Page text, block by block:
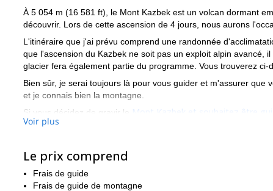
À 5 054 m (16 581 ft), le Mont Kazbek est un volcan dormant
découvrir. Lors de cette ascension de 4 jours, nous aurons
L'itinéraire que j'ai prévu comprend une randonnée
que l'ascension du Kazbek ne soit pas un exploit alpin avancé,
glacier fera également partie du programme. Vous trouverez ci-
Bien sûr, je serai toujours là pour vous guider et m'assurer que
et je connais bien la montagne.
Si vous décidez de gravir le
Mont Kazbek et souhaitez être
dès aujourd'hui et commençons à planifier votre aventure.
la logistique.
Les départs en groupe nécessitent au moins trois participants
être annulé ou reprogrammé.
Voir plus
Le prix comprend
Frais de guide
Frais de guide de montagne